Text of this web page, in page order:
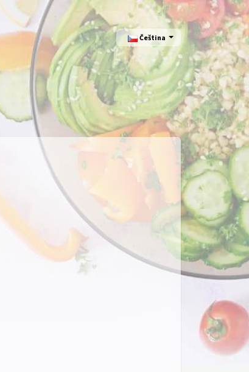
Čeština